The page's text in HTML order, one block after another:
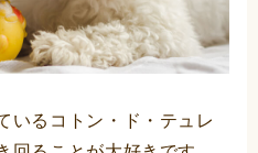
いるコトン・ド・テュレ